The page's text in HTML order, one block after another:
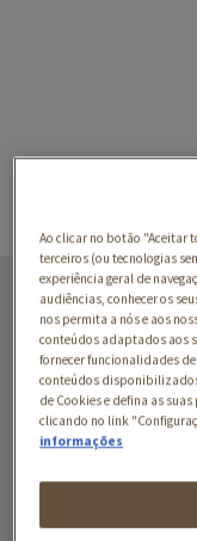
para
Ao clicar no botão "Aceitar
terceiros (ou tecnologias
experiência geral de
audiências, conhecer os
nos permita a nós e aos
conteúdos adaptados aos
fornecer funcionalidades
conteúdos
de Cookies e defina as
clicando no link
informações